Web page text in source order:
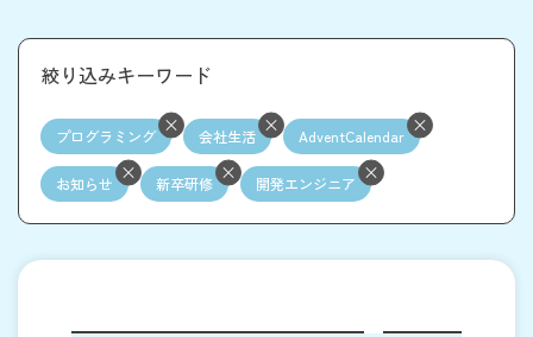
絞り込みキーワード
プログラミング 会社生活 AdventCalendar
お知らせ 新卒研修 開発エンジニア